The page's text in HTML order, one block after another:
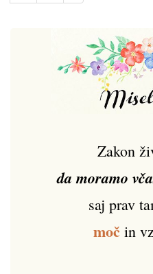
Zakon
da moramo
saj prav
močin